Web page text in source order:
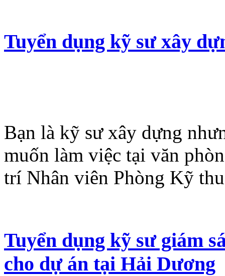
Tuyển dụng kỹ sư xây
Bạn là kỹ sư xây dựng
muốn làm việc tại văn
trí Nhân viên Phòng Kỹ
Tuyển dụng kỹ sư giám
cho dự án tại Hải Dương